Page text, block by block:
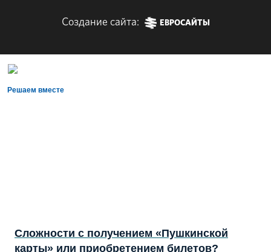
Создание сайта: ЕВРОСАЙТЫ
Решаем вместе
Сложности с получением «Пушкинской
карты» или приобретением билетов?